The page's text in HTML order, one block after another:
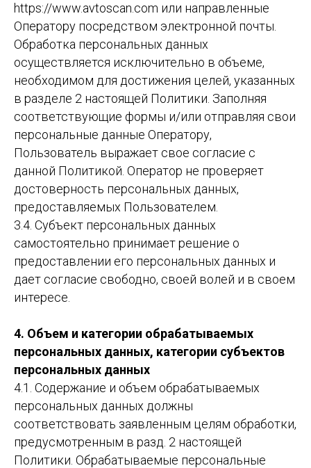
https://www.avtoscan.com или направленные
Оператору посредством электронной почты.
Обработка персональных данных
осуществляется исключительно в объеме,
необходимом для достижения целей, указанных
в разделе 2 настоящей Политики. Заполняя
соответствующие формы и/или отправляя свои
персональные данные Оператору,
Пользователь выражает свое согласие с
данной Политикой. Оператор не проверяет
достоверность персональных данных,
предоставляемых Пользователем.
3.4. Субъект персональных данных
самостоятельно принимает решение о
предоставлении его персональных данных и
дает согласие свободно, своей волей и в своем
интересе.
4. Объем и категории обрабатываемых
персональных данных, категории субъектов
персональных данных
4.1. Содержание и объем обрабатываемых
персональных данных должны
соответствовать заявленным целям обработки,
предусмотренным в разд. 2 настоящей
Политики. Обрабатываемые персональные